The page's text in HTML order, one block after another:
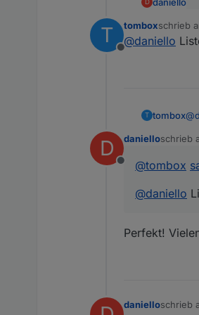
D
Ja
T
Offline
tomboxschrieb
zuletzt
@daniello
T tombox@
D
Offline
danielloschrieb
zuletzt
@tombox
@daniello
Perfekt!
danielloschrieb
zuletzt